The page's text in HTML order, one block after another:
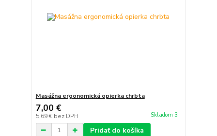
Masážna ergonomická opierka chrbta
7,00 €
5,69 € bez DPH Skladom 3
Pridať do košíka